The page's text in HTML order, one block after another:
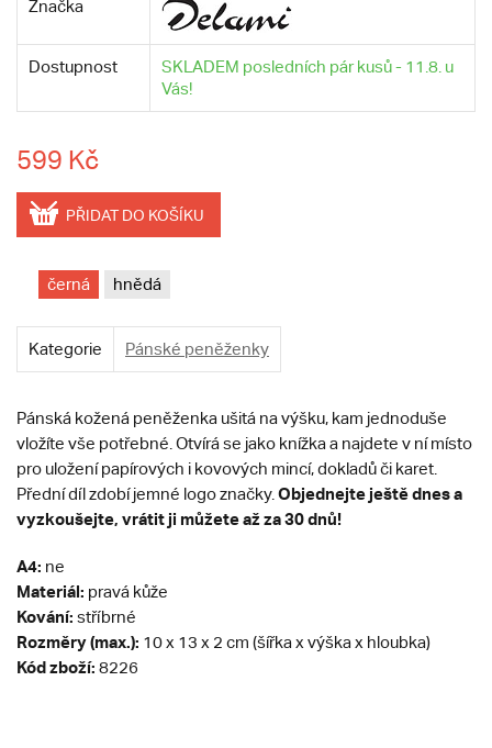
Značka
Dostupnost
SKLADEM posledních pár kusů - 11.8. u
Vás!
599 Kč
PŘIDAT DO KOŠÍKU
černá hnědá
Kategorie Pánské peněženky
Pánská kožená peněženka ušitá na výšku, kam jednoduše
vložíte vše potřebné. Otvírá se jako knížka a najdete v ní místo
pro uložení papírových i kovových mincí, dokladů či karet.
Přední díl zdobí jemné logo značky. Objednejte ještě dnes a
vyzkoušejte, vrátit ji můžete až za 30 dnů!
A4: ne
Materiál: pravá kůže
Kování: stříbrné
Rozměry (max.): 10 x 13 x 2 cm (šířka x výška x hloubka)
Kód zboží: 8226